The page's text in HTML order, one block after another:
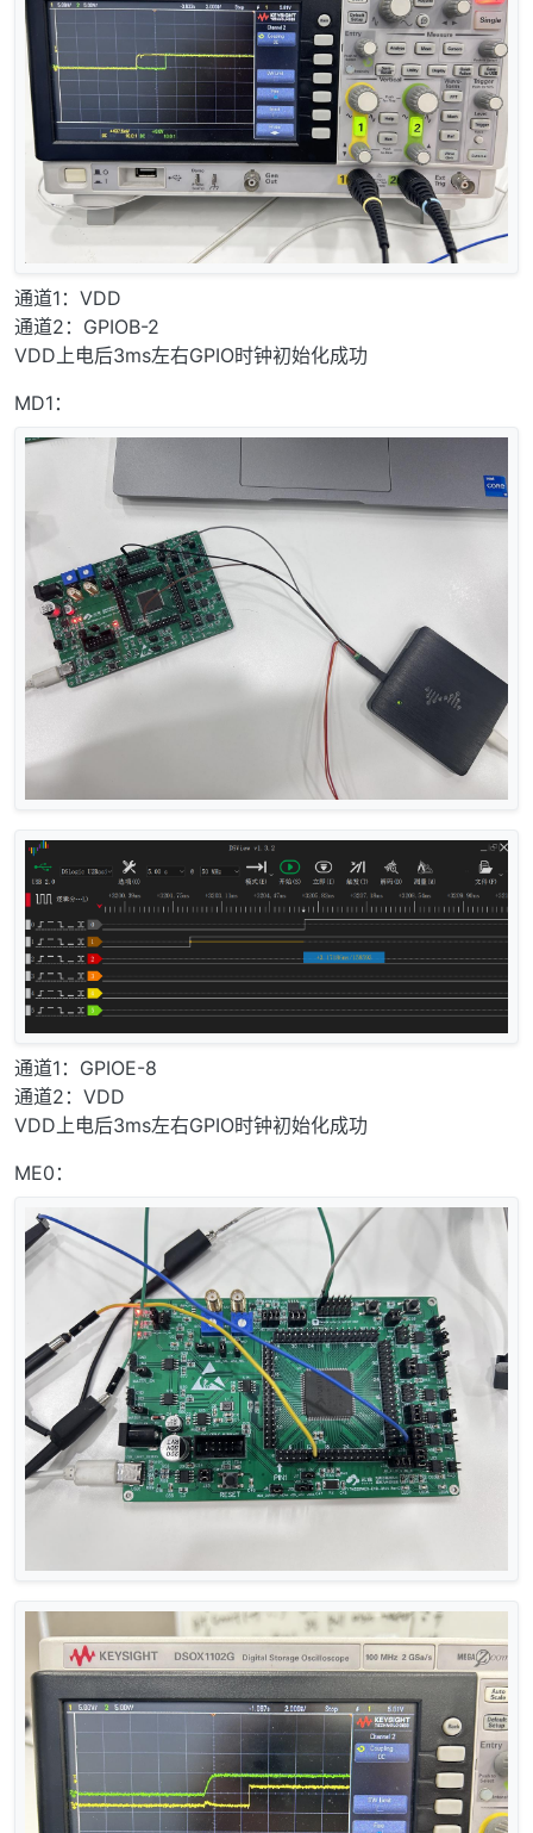
通道1：VDD
通道2：GPIOB-2
VDD上电后3ms左右GPIO时钟初始化成功
MD1：
通道1：GPIOE-8
通道2：VDD
VDD上电后3ms左右GPIO时钟初始化成功
ME0：